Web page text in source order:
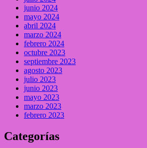
junio 2024
mayo 2024
abril 2024
marzo 2024
febrero 2024
octubre 2023
septiembre 2023
agosto 2023
julio 2023
junio 2023
mayo 2023
marzo 2023
febrero 2023
Categorías